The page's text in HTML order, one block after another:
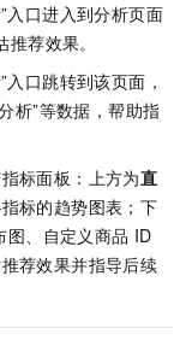
入口进入到分析页面
荐效果。
入口跳转到该页面，
析”等数据，帮助指
标面板：上方为直
标的趋势图表；下
图、自定义商品 ID
荐效果并指导后续